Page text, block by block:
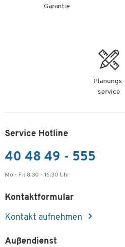
Garantie
Planungs-
service
Service Hotline
40 48 49 - 555
Mo - Fr: 8.30 - 16.30 Uhr
Kontaktformular
Kontakt aufnehmen
Außendienst